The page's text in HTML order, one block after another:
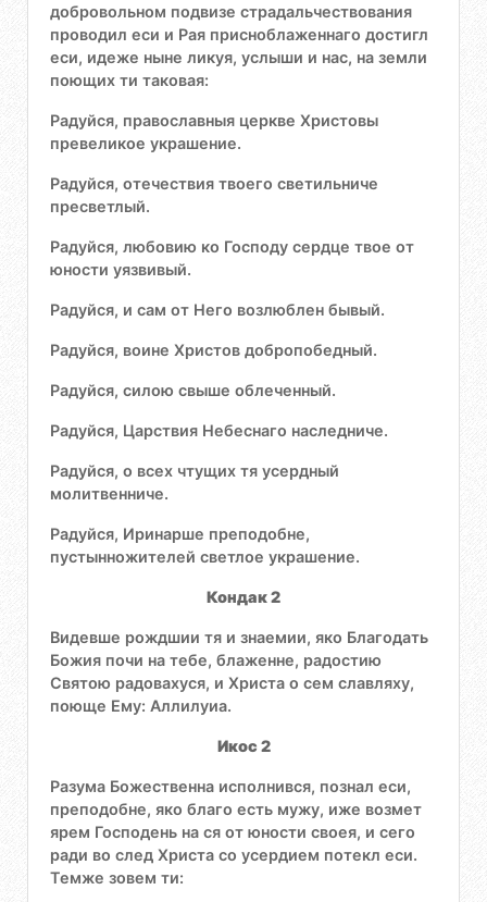
добровольном подвизе страдальчествования
проводил еси и Рая присноблаженнаго достигл
еси, идеже ныне ликуя, услыши и нас, на земли
поющих ти таковая:
Радуйся, православныя церкве Христовы
превеликое украшение.
Радуйся, отечествия твоего светильниче
пресветлый.
Радуйся, любовию ко Господу сердце твое от
юности уязвивый.
Радуйся, и сам от Него возлюблен бывый.
Радуйся, воине Христов добропобедный.
Радуйся, силою свыше облеченный.
Радуйся, Царствия Небеснаго наследниче.
Радуйся, о всех чтущих тя усердный
молитвенниче.
Радуйся, Иринарше преподобне,
пустынножителей светлое украшение.
Кондак 2
Видевше рождшии тя и знаемии, яко Благодать
Божия почи на тебе, блаженне, радостию
Святою радовахуся, и Христа о сем славляху,
поюще Ему: Аллилуиа.
Икос 2
Разума Божественна исполнився, познал еси,
преподобне, яко благо есть мужу, иже возмет
ярем Господень на ся от юности своея, и сего
ради во след Христа со усердием потекл еси.
Темже зовем ти: